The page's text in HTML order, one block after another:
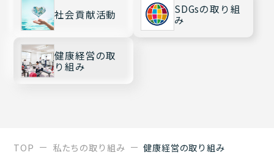
社会貢献活動
SDGsの取り組
み
健康経営の取
り組み
TOP 私たちの取り組み 健康経営の取り組み